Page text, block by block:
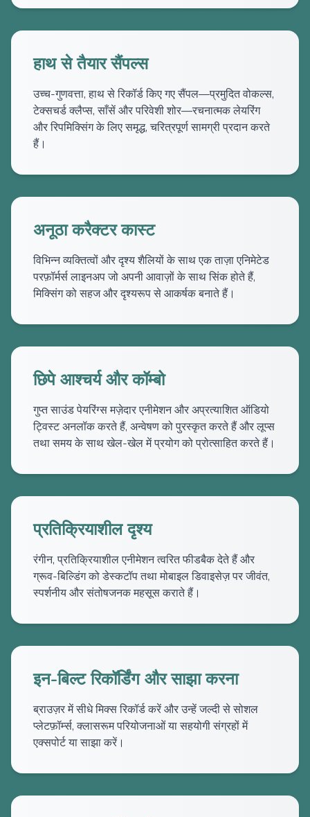
हाथ से तैयार सैंपल्स
उच्च-गुणवत्ता, हाथ से रिकॉर्ड किए गए सैंपल—प्रमुदित वोकल्स,
टेक्सचर्ड क्लैप्स, साँसें और परिवेशी शोर—रचनात्मक लेयरिंग
और रिपमिक्सिंग के लिए समृद्ध, चरित्रपूर्ण सामग्री प्रदान करते
हैं।
अनूठा करैक्टर कास्ट
विभिन्न व्यक्तित्वों और दृश्य शैलियों के साथ एक ताज़ा एनिमेटेड
परफ़ॉर्मर्स लाइनअप जो अपनी आवाज़ों के साथ सिंक होते हैं,
मिक्सिंग को सहज और दृश्यरूप से आकर्षक बनाते हैं।
छिपे आश्चर्य और कॉम्बो
गुप्त साउंड पेयरिंग्स मज़ेदार एनीमेशन और अप्रत्याशित ऑडियो
ट्विस्ट अनलॉक करते हैं, अन्वेषण को पुरस्कृत करते हैं और लूप्स
तथा समय के साथ खेल-खेल में प्रयोग को प्रोत्साहित करते हैं।
प्रतिक्रियाशील दृश्य
रंगीन, प्रतिक्रियाशील एनीमेशन त्वरित फीडबैक देते हैं और
ग्रूव-बिल्डिंग को डेस्कटॉप तथा मोबाइल डिवाइसेज़ पर जीवंत,
स्पर्शनीय और संतोषजनक महसूस कराते हैं।
इन-बिल्ट रिकॉर्डिंग और साझा करना
ब्राउज़र में सीधे मिक्स रिकॉर्ड करें और उन्हें जल्दी से सोशल
प्लेटफ़ॉर्म्स, क्लासरूम परियोजनाओं या सहयोगी संग्रहों में
एक्सपोर्ट या साझा करें।